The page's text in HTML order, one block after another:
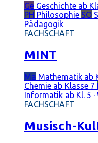
Ge Geschichte ab
PH Philosophie SO
Pädagogik
FACHSCHAFT
MINT
Ma Mathematik ab
Chemie ab Klasse 7
Informatik ab Kl. 5
FACHSCHAFT
Musisch-